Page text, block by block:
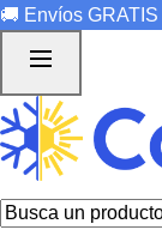
🚚 Envíos GRATIS